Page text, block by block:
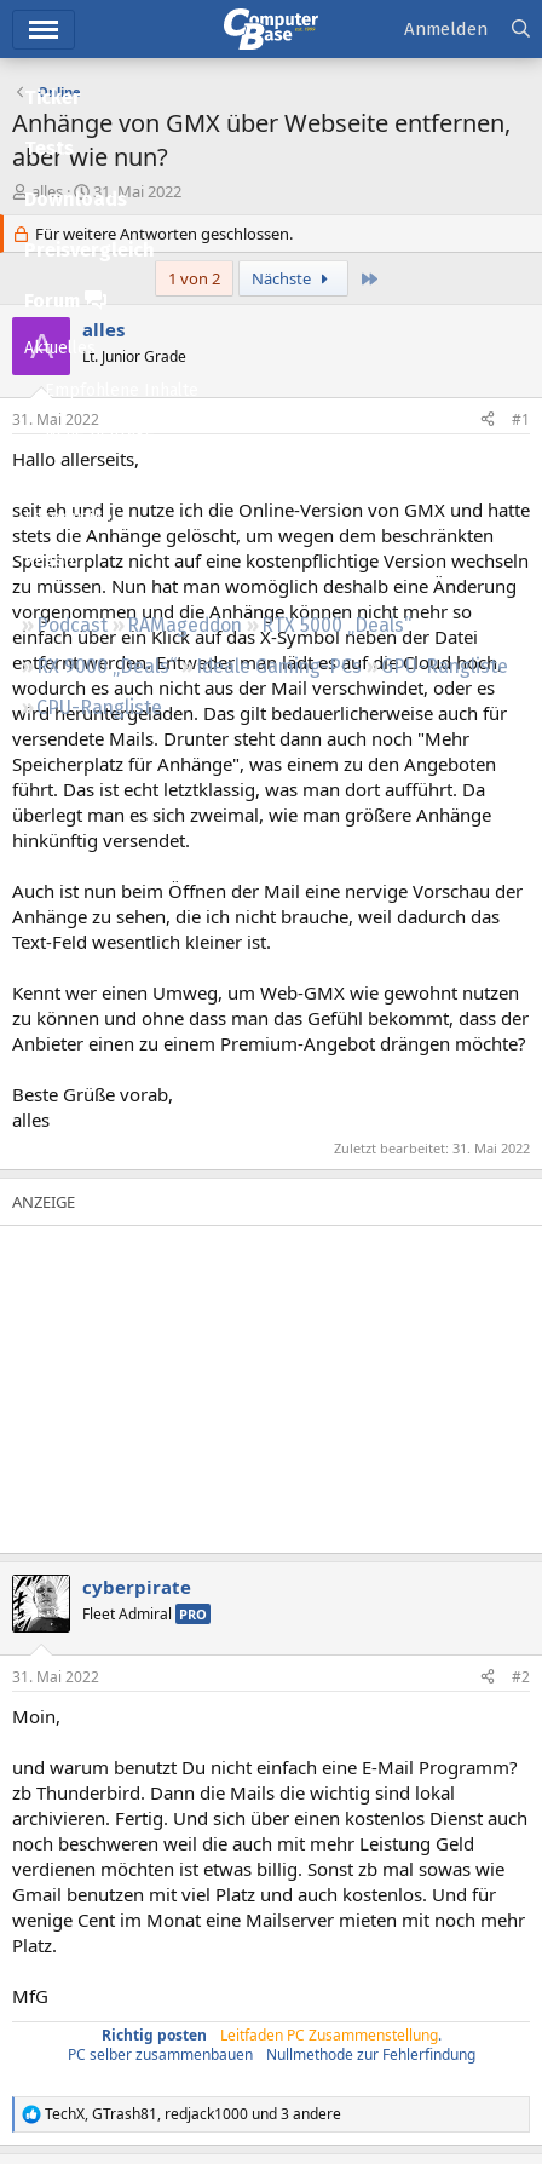
Ticker
Tests
Downloads
Preisvergleich
Forum
Aktuelles
Empfohlene Inhalte
Neue Beiträge
Neueste Aktivitäten
Leserartikel
Regeln
Podcast RAMageddon
RTX 5000 „Deals“
RX 9000 „Deals“
Ideale Gaming-PCs
GPU-Rangliste
CPU-Rangliste
Anmelden
Online
Anhänge von GMX über Webseite entfernen,
aber wie nun?
E
r
s
t
l
l
e
r
alles
E
r
s
t
l
t
a
31. Mai 2022
Für weitere Antworten geschlossen.
1 von 2 Nächste
A alles
Lt. Junior Grade
31. Mai 2022 #1
Hallo allerseits,
seit eh und je nutze ich die Online-Version von GMX und hatte
stets die Anhänge gelöscht, um wegen dem beschränkten
Speicherplatz nicht auf eine kostenpflichtige Version wechseln
zu müssen. Nun hat man womöglich deshalb eine Änderung
vorgenommen und die Anhänge können nicht mehr so
einfach über ein Klick auf das X-Symbol neben der Datei
entfernt werden. Entweder man lädt es auf die Cloud hoch,
wodurch es auch nicht aus der Mail verschwindet, oder es
wird heruntergeladen. Das gilt bedauerlicherweise auch für
versendete Mails. Drunter steht dann auch noch "Mehr
Speicherplatz für Anhänge", was einem zu den Angeboten
führt. Das ist echt letztklassig, was man dort aufführt. Da
überlegt man es sich zweimal, wie man größere Anhänge
hinkünftig versendet.
Auch ist nun beim Öffnen der Mail eine nervige Vorschau der
Anhänge zu sehen, die ich nicht brauche, weil dadurch das
Text-Feld wesentlich kleiner ist.
Kennt wer einen Umweg, um Web-GMX wie gewohnt nutzen
zu können und ohne dass man das Gefühl bekommt, dass der
Anbieter einen zu einem Premium-Angebot drängen möchte?
Beste Grüße vorab,
alles
Zuletzt bearbeitet: 31. Mai 2022
cyberpirate
Fleet Admiral PRO
31. Mai 2022 #2
Moin,
und warum benutzt Du nicht einfach eine E-Mail Programm?
zb Thunderbird. Dann die Mails die wichtig sind lokal
archivieren. Fertig. Und sich über einen kostenlos Dienst auch
noch beschweren weil die auch mit mehr Leistung Geld
verdienen möchten ist etwas billig. Sonst zb mal sowas wie
Gmail benutzen mit viel Platz und auch kostenlos. Und für
wenige Cent im Monat eine Mailserver mieten mit noch mehr
Platz.
MfG
Richtig posten Leitfaden PC Zusammenstellung.
PC selber zusammenbauen
Nullmethode zur Fehlerfindung
R
e
TechX,GTrash81, redjack1000 und 3 andere